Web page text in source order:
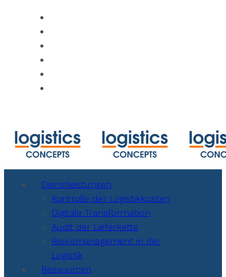
Dienstleistungen
Kontrolle der Logistikkosten
Digitale Transformation
Audit der Lieferkette
Risikomanagement in der
Logistik
Ressourcen